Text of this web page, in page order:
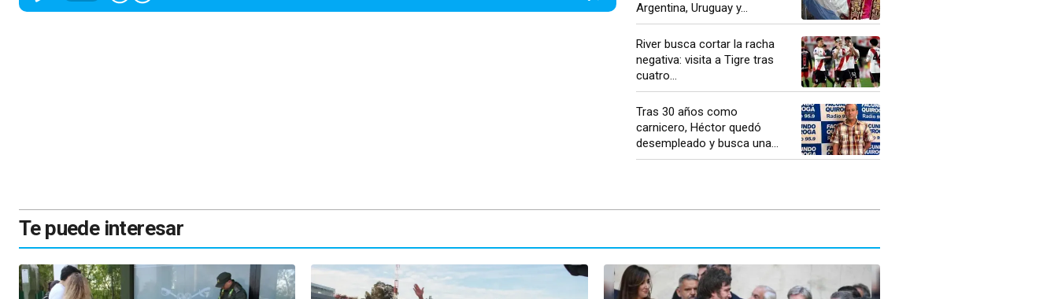
Argentina, Uruguay y...
River busca cortar la racha
negativa: visita a Tigre tras
cuatro...
Tras 30 años como
carnicero, Héctor quedó
desempleado y busca una...
Te puede interesar